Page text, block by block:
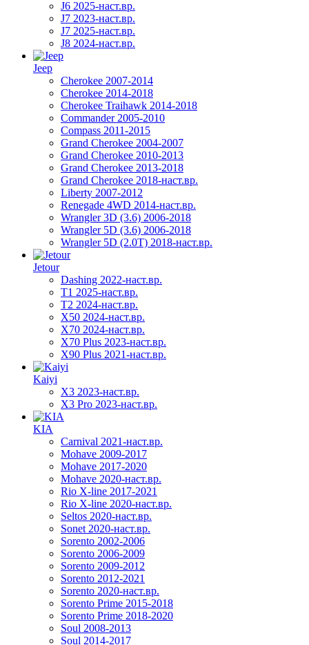
J6 2025-наст.вр.
J7 2023-наст.вр.
J7 2025-наст.вр.
J8 2024-наст.вр.
Jeep
Cherokee 2007-2014
Cherokee 2014-2018
Cherokee Traihawk 2014-2018
Commander 2005-2010
Compass 2011-2015
Grand Cherokee 2004-2007
Grand Cherokee 2010-2013
Grand Cherokee 2013-2018
Grand Cherokee 2018-наст.вр.
Liberty 2007-2012
Renegade 4WD 2014-наст.вр.
Wrangler 3D (3.6) 2006-2018
Wrangler 5D (3.6) 2006-2018
Wrangler 5D (2.0T) 2018-наст.вр.
Jetour
Dashing 2022-наст.вр.
T1 2025-наст.вр.
T2 2024-наст.вр.
X50 2024-наст.вр.
X70 2024-наст.вр.
X70 Plus 2023-наст.вр.
X90 Plus 2021-наст.вр.
Kaiyi
X3 2023-наст.вр.
X3 Pro 2023-наст.вр.
KIA
Carnival 2021-наст.вр.
Mohave 2009-2017
Mohave 2017-2020
Mohave 2020-наст.вр.
Rio X-line 2017-2021
Rio X-line 2020-наст.вр.
Seltos 2020-наст.вр.
Sonet 2020-наст.вр.
Sorento 2002-2006
Sorento 2006-2009
Sorento 2009-2012
Sorento 2012-2021
Sorento 2020-наст.вр.
Sorento Prime 2015-2018
Sorento Prime 2018-2020
Soul 2008-2013
Soul 2014-2017